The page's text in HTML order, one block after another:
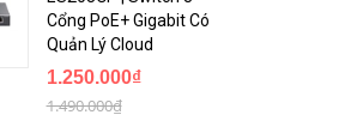
1× Bộ dụng cụ lắp cột/tường
24 tháng
Cổng PoE+ Gigabit Có
Quản Lý Cloud
1.250.000₫
1.490.000₫